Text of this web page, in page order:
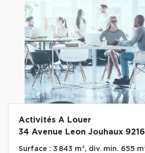
Activités A Louer
34 Avenue Leon Jouhaux
Surface : 3 843 m², div. min. 655